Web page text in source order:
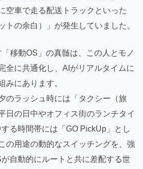
空車で走る配送トラックといった
トの余白）」が発生していました。
移動OS」の真髄は、この人とモノ
全に共通化し、AIがリアルタイムに
みにあります。
のラッシュ時には「タクシー（旅
日の日中やオフィス街のランチタイ
る時間帯には「GO PickUp」とし
の用途の動的なスイッチングを、強
自動的にルートと共に差配する世